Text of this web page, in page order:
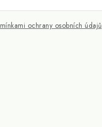
ochrany osobních údajů